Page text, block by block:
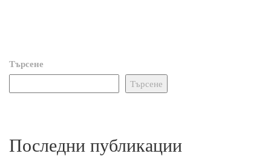
Търсене
Търсене
Последни публикации